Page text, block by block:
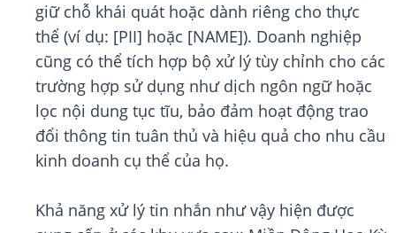
giữ chỗ khái quát hoặc dành riêng cho thực
thể (ví dụ: [PII] hoặc [NAME]). Doanh nghiệp
cũng có thể tích hợp bộ xử lý tùy chỉnh cho các
trường hợp sử dụng như dịch ngôn ngữ hoặc
lọc nội dung tục tĩu, bảo đảm hoạt động trao
đổi thông tin tuân thủ và hiệu quả cho nhu cầu
kinh doanh cụ thể của họ.
Khả năng xử lý tin nhắn như vậy hiện được